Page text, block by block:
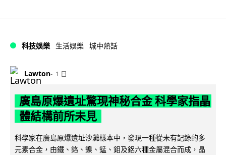
科技娛樂 生活娛樂 城中熱話
Lawton 1 日
廣島原爆遺址驚現神秘合金 科學家指晶
體結構前所未見
科學家在廣島原爆遺址沙灘樣本中，發現一種從未有記錄的多
元素合金，由鐵、鉻、鎳、錳、鉬及鋁六種金屬混合而成，晶